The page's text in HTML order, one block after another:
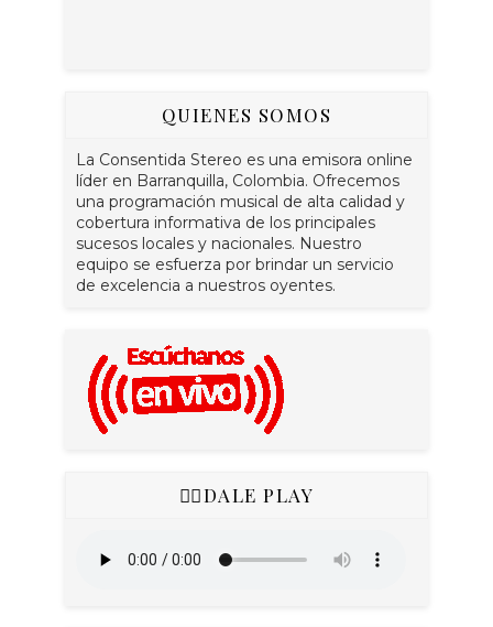
QUIENES SOMOS
La Consentida Stereo es una emisora online
líder en Barranquilla, Colombia. Ofrecemos
una programación musical de alta calidad y
cobertura informativa de los principales
sucesos locales y nacionales. Nuestro
equipo se esfuerza por brindar un servicio
de excelencia a nuestros oyentes.
👇🏻DALE PLAY